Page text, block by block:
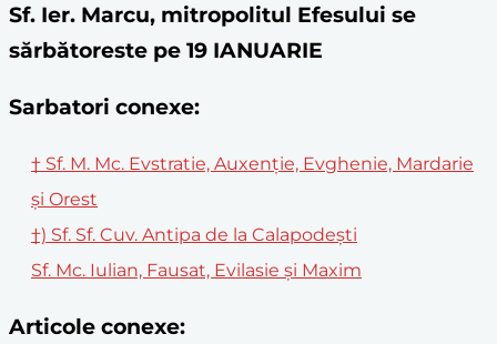
Sf. Ier. Marcu, mitropolitul Efesului se
sărbătoreste pe 19 IANUARIE
Sarbatori conexe:
† Sf. M. Mc. Evstratie, Auxenţie, Evghenie, Mardarie
şi Orest
†) Sf. Sf. Cuv. Antipa de la Calapodeşti
Sf. Mc. Iulian, Fausat, Evilasie şi Maxim
Articole conexe: